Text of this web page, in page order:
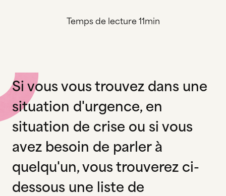
Temps de lecture 11min
Si vous vous trouvez dans une
situation d'urgence, en
situation de crise ou si vous
avez besoin de parler à
quelqu'un, vous trouverez ci-
dessous une liste de